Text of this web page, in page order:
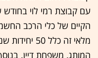
עם קבוצת רמי לוי
מלאי זה